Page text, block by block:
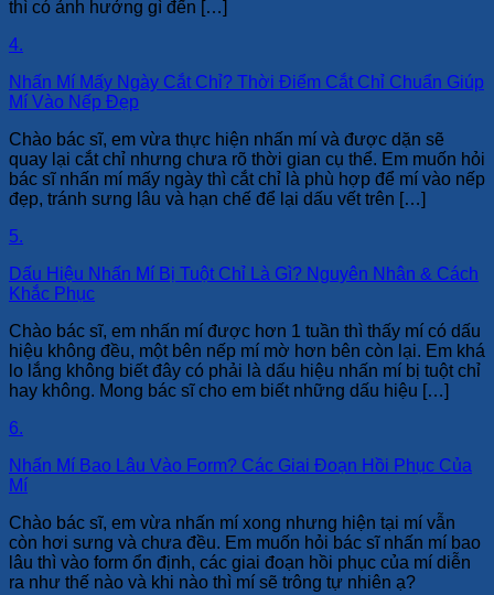
thì có ảnh hưởng gì đến […]
4.
Nhấn Mí Mấy Ngày Cắt Chỉ? Thời Điểm Cắt Chỉ Chuẩn Giúp
Mí Vào Nếp Đẹp
Chào bác sĩ, em vừa thực hiện nhấn mí và được dặn sẽ
quay lại cắt chỉ nhưng chưa rõ thời gian cụ thể. Em muốn hỏi
bác sĩ nhấn mí mấy ngày thì cắt chỉ là phù hợp để mí vào nếp
đẹp, tránh sưng lâu và hạn chế để lại dấu vết trên […]
5.
Dấu Hiệu Nhấn Mí Bị Tuột Chỉ Là Gì? Nguyên Nhân & Cách
Khắc Phục
Chào bác sĩ, em nhấn mí được hơn 1 tuần thì thấy mí có dấu
hiệu không đều, một bên nếp mí mờ hơn bên còn lại. Em khá
lo lắng không biết đây có phải là dấu hiệu nhấn mí bị tuột chỉ
hay không. Mong bác sĩ cho em biết những dấu hiệu […]
6.
Nhấn Mí Bao Lâu Vào Form? Các Giai Đoạn Hồi Phục Của
Mí
Chào bác sĩ, em vừa nhấn mí xong nhưng hiện tại mí vẫn
còn hơi sưng và chưa đều. Em muốn hỏi bác sĩ nhấn mí bao
lâu thì vào form ổn định, các giai đoạn hồi phục của mí diễn
ra như thế nào và khi nào thì mí sẽ trông tự nhiên ạ?